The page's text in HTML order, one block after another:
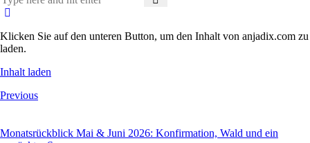
Klicken Sie auf den unteren Button, um den Inhalt von anjadix.com zu
laden.
Inhalt laden
Beitragsnavigation
Previous
Monatsrückblick Mai & Juni 2026: Konfirmation, Wald und ein